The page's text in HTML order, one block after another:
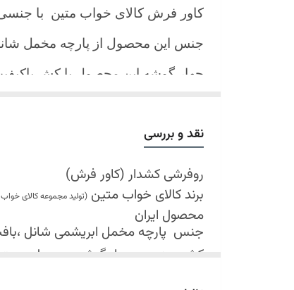
کاور فرش کالای خواب متین با
جنس این محصول از پارچه مخمل
چهار گوشه این محصول با کش
شرایط شستشو:
اولین شستشو ترجیحا خشک شویی
شستشو در لباسشویی های خانگی
حداکثر دمای شستشو 30 درجه سانتیگراد (عملیات ملایم)
از پودر های صابونی و آنزیم
نقد و بررسی
روفرشی کشدار (کاور فرش)
برند کالای خواب متین (تولید مجموعه کالای
محصول ایران
جنس پارچه مخمل ابریشمی شانل ،بافت
کش دوزی در چهار گوشه محصول